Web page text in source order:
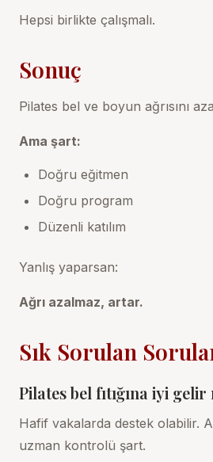
Hepsi birlikte çalışmalı.
Sonuç
Pilates bel ve boyun ağrısını
Ama şart:
Doğru eğitmen
Doğru program
Düzenli katılım
Yanlış yaparsan:
Ağrı azalmaz, artar.
Sık Sorulan
Pilates bel fıtığına iyi gelir
Hafif vakalarda destek olabilir.
uzman kontrolü şart.